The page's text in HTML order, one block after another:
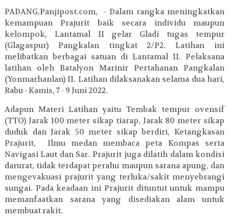
PADANG,Panjipost.com, - Dalam rangka meningkatkan
kemampuan Prajurit baik secara individu maupun
kelompok, Lantamal II gelar Gladi tugas tempur
(Glagaspur) Pangkalan tingkat 2/P2. Latihan ini
melibatkan berbagai satuan di Lantamal II. Pelaksana
latihan oleh Batalyon Marinir Pertahanan Pangkalan
(Yonmarhanlan) II. Latihan dilaksanakan selama dua hari,
Rabu - Kamis, 7 - 9 Juni 2022.
Adapun Materi Latihan yaitu Tembak tempur ovensif
(TTO) Jarak 100 meter sikap tiarap, Jarak 80 meter sikap
duduk dan Jarak 50 meter sikap berdiri, Ketangkasan
Prajurit, Ilmu medan membaca peta Kompas serta
Navigasi Laut dan Sar. Prajurit juga dilatih dalam kondisi
darurat, tidak terdapat perahu maupun sarana apung, dan
mengevakuasi prajurit yang terluka/sakit menyebrangi
sungai. Pada keadaan ini Prajurit dituntut untuk mampu
memanfaatkan sarana yang disediakan alam untuk
membuat rakit.